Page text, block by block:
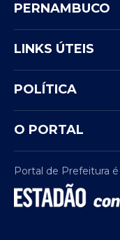
PERNAMBUCO
LINKS ÚTEIS
POLÍTICA
O PORTAL
Portal de Prefeitura